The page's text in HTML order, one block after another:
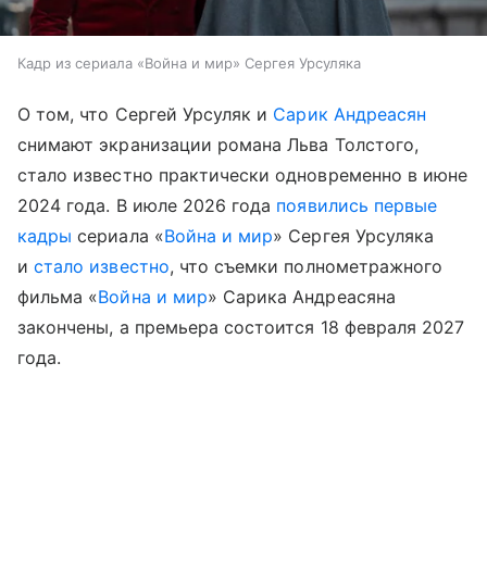
Кадр из сериала «Война и мир» Сергея Урсуляка
О том, что Сергей Урсуляк и Сарик Андреасян
снимают экранизации романа Льва Толстого,
стало известно практически одновременно в июне
2024 года. В июле 2026 года появились первые
кадры сериала «Война и мир» Сергея Урсуляка
истало известно, что съемки полнометражного
фильма «Война и мир» Сарика Андреасяна
закончены, а премьера состоится 18 февраля 2027
года.